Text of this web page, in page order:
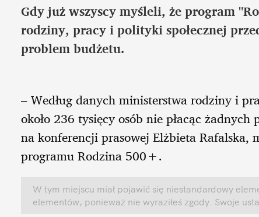
Gdy już wszyscy myśleli, że program
rodziny, pracy i polityki społecznej
problem budżetu.
– Według danych ministerstwa rodziny i
około 236 tysięcy osób nie płacąc
na konferencji prasowej Elżbieta
programu Rodzina 500+.
W tym miejscu miał pojawić się niestandardowy
elementów, ponieważ nie wyraziłeś zgody. Swoje